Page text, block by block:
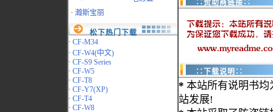
· 瀚斯宝丽
松下热门下载
· CF-M34
· CF-W4(中文)
· CF-S9 Series
· CF-W5
· CF-T8
· CF-Y7(XP)
· CF-T4
· CF-W8
∷赞助商链接∷
∷下载说明∷
* 本站所有说明书均
站发展!